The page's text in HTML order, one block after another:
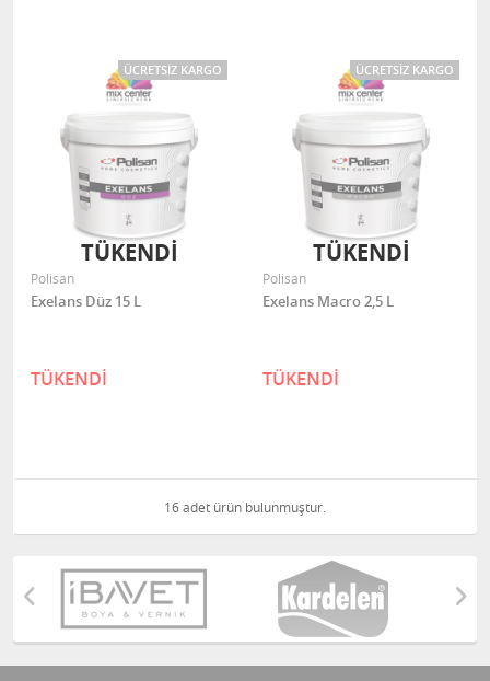
ÜCRETSIZ KARGO
Polisan
Exelans Düz 15 L
TÜKENDİ
TÜKENDİ
ÜCRETSIZ KARGO
Polisan
Exelans Macro 2,5 L
TÜKENDİ
TÜKENDİ
16 adet ürün bulunmuştur.